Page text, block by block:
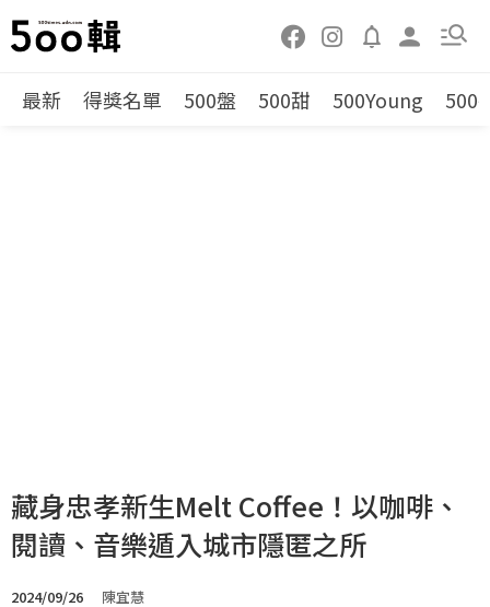
最新 得獎名單 500盤 500甜 500Young 500
藏身忠孝新生Melt Coffee！以咖啡、
閱讀、音樂遁入城市隱匿之所
2024/09/26 陳宜慧